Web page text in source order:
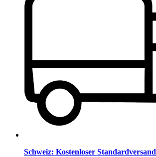
Schweiz: Kostenloser Standardversand